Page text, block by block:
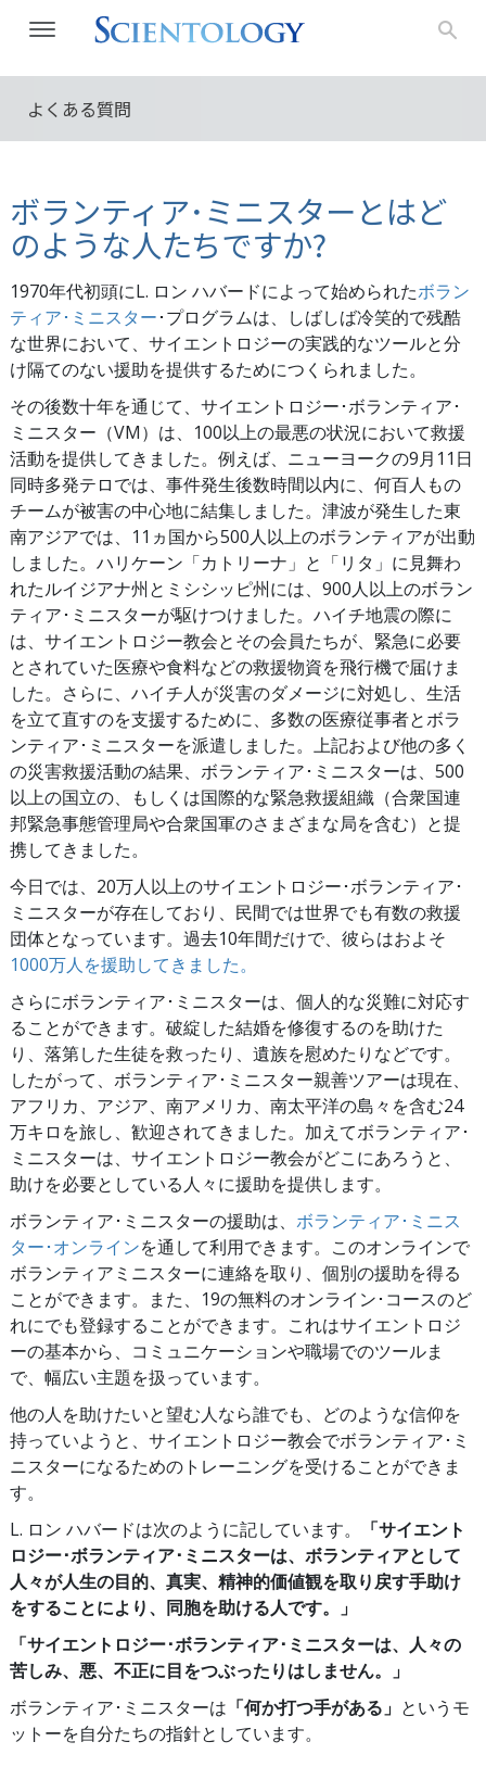
よくある質問
ボランティア･ミニスターとはど
のような人たちですか?
1970年代初頭にL. ロン ハバードによって始められたボラン
ティア･ミニスター･プログラムは、しばしば冷笑的で残酷
な世界において、サイエントロジーの実践的なツールと分
け隔てのない援助を提供するためにつくられました。
その後数十年を通じて、サイエントロジー･ボランティア･
ミニスター（VM）は、100以上の最悪の状況において救援
活動を提供してきました。例えば、ニューヨークの9月11日
同時多発テロでは、事件発生後数時間以内に、何百人もの
チームが被害の中心地に結集しました。津波が発生した東
南アジアでは、11ヵ国から500人以上のボランティアが出動
しました。ハリケーン「カトリーナ」と「リタ」に見舞わ
れたルイジアナ州とミシシッピ州には、900人以上のボラン
ティア･ミニスターが駆けつけました。ハイチ地震の際に
は、サイエントロジー教会とその会員たちが、緊急に必要
とされていた医療や食料などの救援物資を飛行機で届けま
した。さらに、ハイチ人が災害のダメージに対処し、生活
を立て直すのを支援するために、多数の医療従事者とボラ
ンティア･ミニスターを派遣しました。上記および他の多く
の災害救援活動の結果、ボランティア･ミニスターは、500
以上の国立の、もしくは国際的な緊急救援組織（合衆国連
邦緊急事態管理局や合衆国軍のさまざまな局を含む）と提
携してきました。
今日では、20万人以上のサイエントロジー･ボランティア･
ミニスターが存在しており、民間では世界でも有数の救援
団体となっています。過去10年間だけで、彼らはおよそ
1000万人を援助してきました。
さらにボランティア･ミニスターは、個人的な災難に対応す
ることができます。破綻した結婚を修復するのを助けた
り、落第した生徒を救ったり、遺族を慰めたりなどです。
したがって、ボランティア･ミニスター親善ツアーは現在、
アフリカ、アジア、南アメリカ、南太平洋の島々を含む24
万キロを旅し、歓迎されてきました。加えてボランティア･
ミニスターは、サイエントロジー教会がどこにあろうと、
助けを必要としている人々に援助を提供します。
ボランティア･ミニスターの援助は、 ボランティア･ミニス
ター･オンラインを通して利用できます。このオンラインで
ボランティアミニスターに連絡を取り、個別の援助を得る
ことができます。また、19の無料のオンライン･コースのど
れにでも登録することができます。これはサイエントロジ
ーの基本から、コミュニケーションや職場でのツールま
で、幅広い主題を扱っています。
他の人を助けたいと望む人なら誰でも、どのような信仰を
持っていようと、サイエントロジー教会でボランティア･ミ
ニスターになるためのトレーニングを受けることができま
す。
L. ロン ハバードは次のように記しています。
「サイエント
ロジー･ボランティア･ミニスターは、ボランティアとして
人々が人生の目的、真実、精神的価値観を取り戻す手助け
をすることにより、同胞を助ける人です。」
「サイエントロジー･ボランティア･ミニスターは、人々の
苦しみ、悪、不正に目をつぶったりはしません。」
ボランティア･ミニスターは 「何か打つ手がある」 というモ
ットーを自分たちの指針としています。